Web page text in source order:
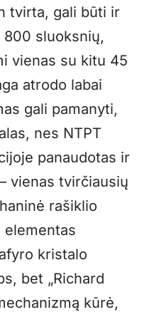
tvirta, gali būti ir
sluoksnių,
vienas su kitu 45
atrodo labai
gali pamanyti,
nes NTPT
panaudotas ir
vienas tvirčiausių
rašiklio
elementas
kristalo
bet „Richard
kūrė,